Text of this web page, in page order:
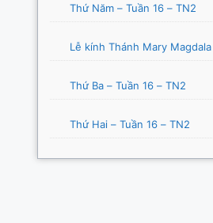
Thứ Năm – Tuần 16 – TN2
Lễ kính Thánh Mary Magdala
Thứ Ba – Tuần 16 – TN2
Thứ Hai – Tuần 16 – TN2